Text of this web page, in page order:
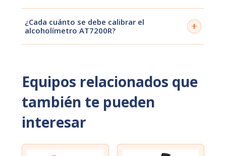
ofrece resultados consistentes, adecuados para
entornos donde se requiere control riguroso.
¿Cada cuánto se debe calibrar el
alcoholímetro AT7200R?
Equipos relacionados que
también te pueden
interesar